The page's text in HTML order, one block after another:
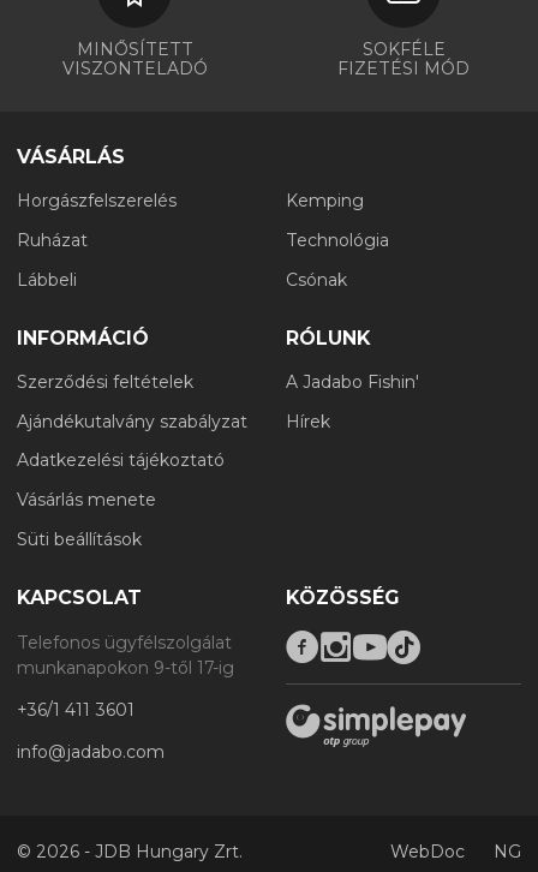
MINŐSÍTETT
VISZONTELADÓ
SOKFÉLE
FIZETÉSI MÓD
VÁSÁRLÁS
Horgászfelszerelés
Ruházat
Lábbeli
Kemping
Technológia
Csónak
INFORMÁCIÓ
Szerződési feltételek
Ajándékutalvány szabályzat
Adatkezelési tájékoztató
Vásárlás menete
Süti beállítások
RÓLUNK
A Jadabo Fishin'
Hírek
KAPCSOLAT
Telefonos ügyfélszolgálat
munkanapokon 9-től 17-ig
+36/1 411 3601
info@jadabo.com
KÖZÖSSÉG
© 2026 - JDB Hungary Zrt. WebDoc NG